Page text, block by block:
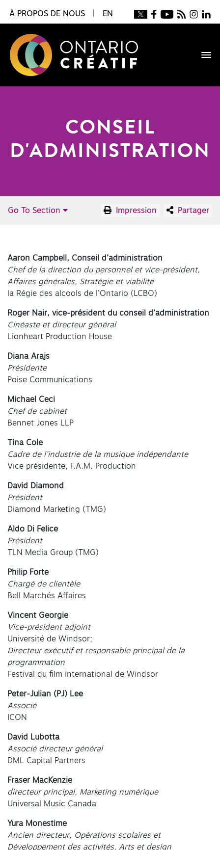
À PROPOS DE NOUS EN
CONSEIL
D'ADMINISTRATION
Go To Section Impression Partager
Aaron Campbell, Conseil d’administration
Chef de la direction du personnel et vice-président,
Affaires générales, Stratégie et viabilité
la Régie des alcools de l’Ontario (LCBO)
Roger Nair, vice-président du conseil d’administration
Cinéaste et directeur général
Lionheart Production House
Diana Arajs
Présidente
Poise Communications
Michael Ceci
Chef de cabinet
Bennet Jones LLP
Tina Cole
Cadre de l’industrie de la musique indépendante
Vice présidente, F.A.M. Production
David Diamond
Président
Diamond Marketing (TMG)
Aldo Di Felice
Président
TLN Media Group (TMG)
Philip Forte
Chargé de clientèle
Bell Marchés Affaires
Vincent Georgie
Vice-président adjoint
Université de Windsor;
Directeur exécutif et responsable principal de la
programmation
Festival du film international de Windsor
Peter-Julian (PJ) Lee
Associé
ICON
David Lubotta
Associé directeur général
DML Capital Partners
Fraser MacKenzie
directeur principal, Marketing numérique
Universal Music Canada
Yura Monestime
Ancien directeur, Opérations scolaires et
Développement des activités, Arts et design